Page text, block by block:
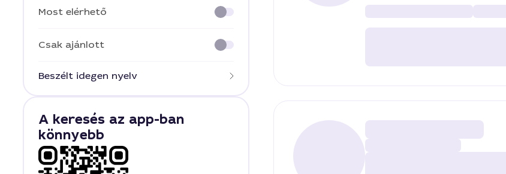
Most elérhető
Csak ajánlott
Beszélt idegen nyelv
A keresés az app-ban
könnyebb